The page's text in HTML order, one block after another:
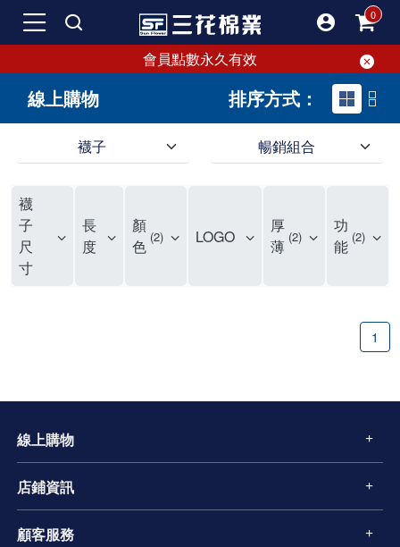
會員點數永久有效
線上購物 排序方式：
襪子 暢銷組合
襪
子
尺
寸
長
度
顏
色 2 LOGO
厚
薄 2
功
能 2
1
線上購物
店鋪資訊
顧客服務